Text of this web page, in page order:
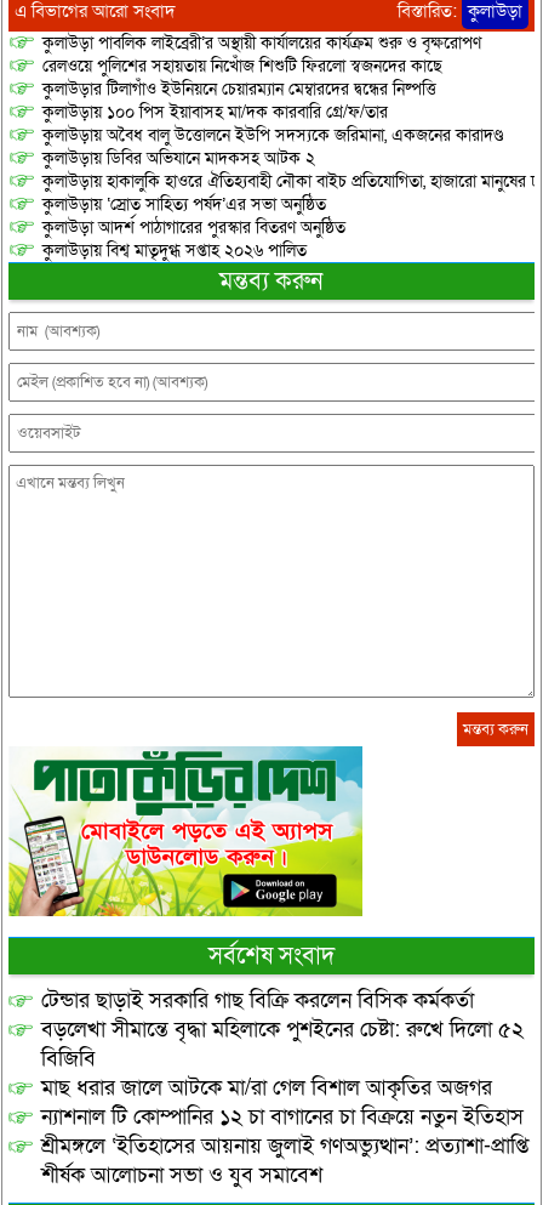
এ বিভাগের আরো সংবাদ বিস্তারিত: কুলাউড়া
কুলাউড়া পাবলিক লাইব্রেরী’র অস্থায়ী কার্যালয়ের কার্যক্রম শুরু ও বৃক্ষরোপণ
রেলওয়ে পুলিশের সহায়তায় নিখোঁজ শিশুটি ফিরলো স্বজনদের কাছে
কুলাউড়ার টিলাগাঁও ইউনিয়নে চেয়ারম্যান মেম্বারদের দ্বন্ধের নিষ্পত্তি
কুলাউড়ায় ১০০ পিস ইয়াবাসহ মা/দক কারবারি গ্রে/ফ/তার
কুলাউড়ায় অবৈধ বালু উত্তোলনে ইউপি সদস্যকে জরিমানা, একজনের কারাদণ্ড
কুলাউড়ায় ডিবির অভিযানে মাদকসহ আটক ২
কুলাউড়ায় হাকালুকি হাওরে ঐতিহ্যবাহী নৌকা বাইচ প্রতিযোগিতা, হাজারো মানুষের
কুলাউড়ায় ‘স্রোত সাহিত্য পর্ষদ’এর সভা অনুষ্ঠিত
কুলাউড়া আদর্শ পাঠাগারের পুরস্কার বিতরণ অনুষ্ঠিত
কুলাউড়ায় বিশ্ব মাতৃদুগ্ধ সপ্তাহ ২০২৬ পালিত
মন্তব্য করুন
সর্বশেষ সংবাদ
টেন্ডার ছাড়াই সরকারি গাছ বিক্রি করলেন বিসিক কর্মকর্তা
বড়লেখা সীমান্তে বৃদ্ধা মহিলাকে পুশইনের চেষ্টা: রুখে দিলো ৫২
বিজিবি
মাছ ধরার জালে আটকে মা/রা গেল বিশাল আকৃতির অজগর
ন্যাশনাল টি কোম্পানির ১২ চা বাগানের চা বিক্রয়ে নতুন ইতিহাস
শ্রীমঙ্গলে ‘ইতিহাসের আয়নায় জুলাই গণঅভ্যুত্থান’: প্রত্যাশা-প্রাপ্তি
শীর্ষক আলোচনা সভা ও যুব সমাবেশ